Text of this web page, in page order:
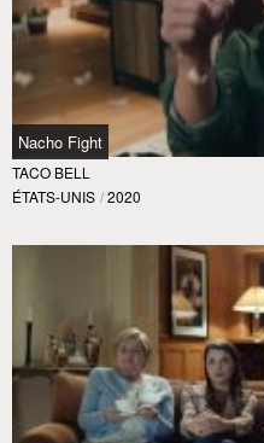
Nacho Fight
TACO BELL
ÉTATS-UNIS / 2020